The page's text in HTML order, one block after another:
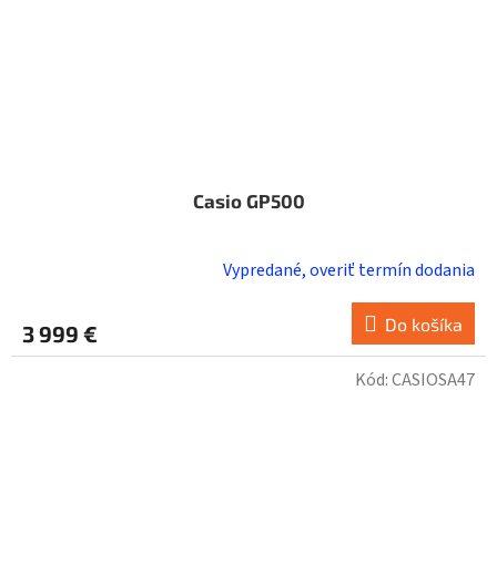
Casio GP500
Vypredané, overiť termín dodania
3 999 € Do košíka
Kód:CASIOSA47